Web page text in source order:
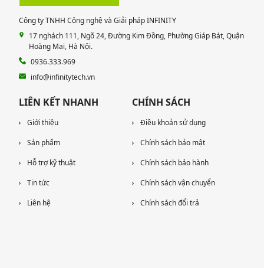
Công ty TNHH Công nghệ và Giải pháp INFINITY
17 nghách 111, Ngõ 24, Đường Kim Đồng, Phường Giáp Bát, Quận
Hoàng Mai, Hà Nội.
0936.333.969
info@infinitytech.vn
LIÊN KẾT NHANH
Giới thiệu
Sản phẩm
Hỗ trợ kỹ thuật
Tin tức
Liên hệ
CHÍNH SÁCH
Điều khoản sử dụng
Chính sách bảo mật
Chính sách bảo hành
Chính sách vận chuyển
Chính sách đổi trả